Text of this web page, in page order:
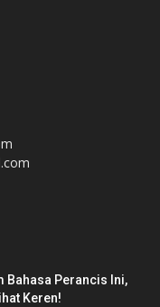
Bahasa Perancis Ini,
Keren!